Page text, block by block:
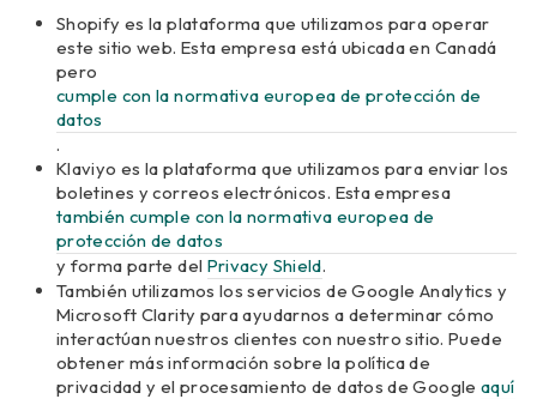
Shopify es la plataforma que utilizamos para operar
este sitio web. Esta empresa está ubicada en Canadá
pero
cumple con la normativa europea de protección de
datos
.
Klaviyo es la plataforma que utilizamos para enviar los
boletines y correos electrónicos. Esta empresa
también cumple con la normativa europea de
protección de datos
y forma parte del Privacy Shield.
También utilizamos los servicios de Google Analytics y
Microsoft Clarity para ayudarnos a determinar cómo
interactúan nuestros clientes con nuestro sitio. Puede
obtener más información sobre la política de
privacidad y el procesamiento de datos de Googleaquí